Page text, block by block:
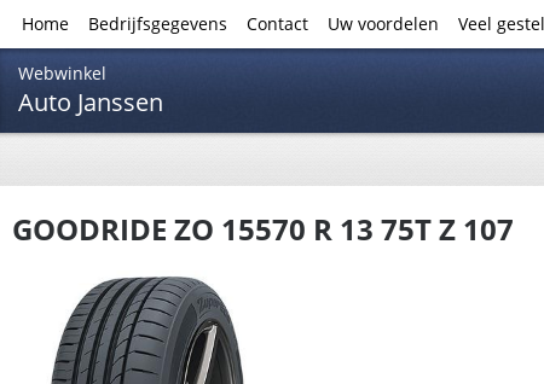
Home Bedrijfsgegevens Contact Uw voordelen Veel
Webwinkel
Auto Janssen
GOODRIDE ZO 15570 R 13 75T Z 107